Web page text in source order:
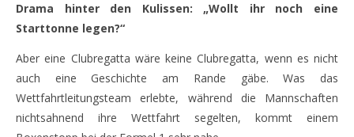
Drama hinter den Kulissen: „Wollt ihr noch eine
Starttonne legen?“
Aber eine Clubregatta wäre keine Clubregatta, wenn es nicht
auch eine Geschichte am Rande gäbe. Was das
Wettfahrtleitungsteam erlebte, während die Mannschaften
nichtsahnend ihre Wettfahrt segelten, kommt einem